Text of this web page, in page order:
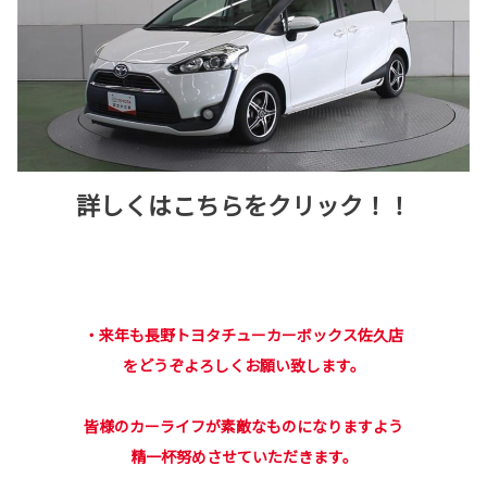
詳しくはこちらをクリック！！
・来年も長野トヨタチューカーボックス佐久店
をどうぞよろしくお願い致します。
皆様のカーライフが素敵なものになりますよう
精一杯努めさせていただきます。